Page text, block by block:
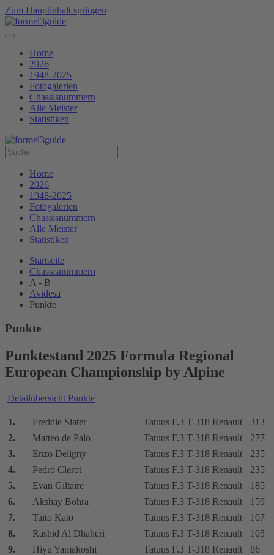
Zum Hauptinhalt springen
Home
2026
1948-2025
Fotogalerien
Chassisnummern
Alle Meister
Statistiken
Home
2026
1948-2025
Fotogalerien
Chassisnummern
Alle Meister
Statistiken
Startseite
Chassisnummern
A - B
Avidesa
Punkte
Punkte
Punktestand 2025 Formula Regional
European Championship by Alpine
Detailübersicht Punkte
1. Freddie Slater Tatuus F.3 T-318 Renault
313
2.
Matteo de Palo Tatuus F.3 T-318 Renault
277
3.
Enzo Deligny Tatuus F.3 T-318 Renault
235
4.
Pedro Clerot Tatuus F.3 T-318 Renault
235
5.
Evan Giltaire Tatuus F.3 T-318 Renault
185
6.
Akshay Bohra Tatuus F.3 T-318 Renault
159
7.
Taito Kato Tatuus F.3 T-318 Renault
107
8.
Rashid Al Dhaheri Tatuus F.3 T-318 Renault
105
9.
Hiyu Yamakoshi Tatuus F.3 T-318 Renault
86